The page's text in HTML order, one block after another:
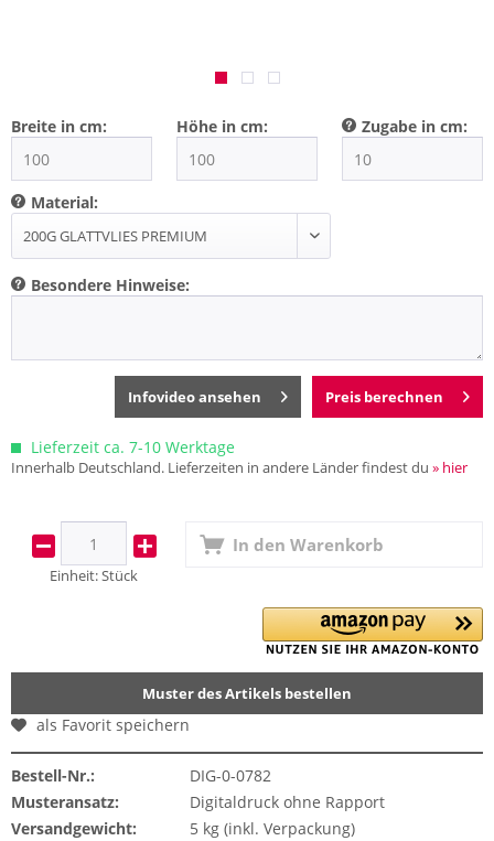
Breite in cm: Höhe in cm: Zugabe in cm:
Material:
Besondere Hinweise:
Preis berechnen
Infovideo ansehen
Lieferzeit ca. 7-10 Werktage
Innerhalb Deutschland. Lieferzeiten in andere Länder findest du » hier
Einheit:Stück
In den Warenkorb
Muster des Artikels bestellen
als Favorit speichern
Bestell-Nr.:
DIG-0-0782
Musteransatz:
Digitaldruck ohne Rapport
Versandgewicht:
5 kg (inkl. Verpackung)